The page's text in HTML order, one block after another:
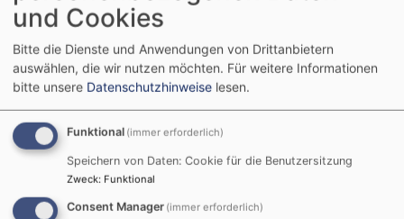
Für die Aufnahme selbst gibt es kein festes Ritual. Sie
werden. Schöner ist es natürlich, wenn Sie durch einen
Gottesdienstbesuch, eventuell sogar mit der Feier des
Egal, ob Sie schon Mitglied sind oder nicht: Sie sind
jederzeit zum Gottesdienst eingeladen!
Es gibt natürlich auch die Möglichkeit, etwas
anonymer im Heilands Kirchenladen im Rossmarkt in
Aschaffenburg wieder in die Kirche einzutreten.
und Cookies
Bitte die Dienste und Anwendungen von Drittanbietern
auswählen, die wir nutzen möchten. Für weitere Informationen
bitte unsere Datenschutzhinweise lesen.
Funktional (immer erforderlich)
Speichern von Daten: Cookie für die Benutzersitzung
Zweck: Funktional
Consent Manager (immer erforderlich)